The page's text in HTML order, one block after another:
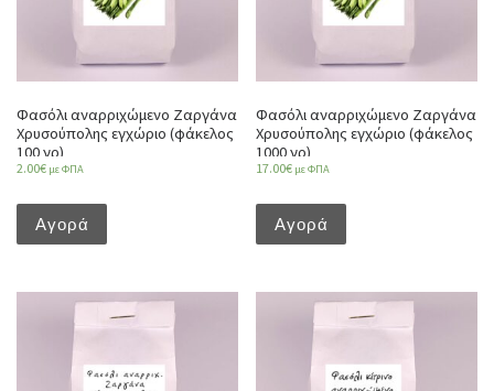
Φασόλι αναρριχώμενο Ζαργάνα
Χρυσούπολης εγχώριο (φάκελος
100 γρ)
2.00€ με ΦΠΑ
Αγορά
Φασόλι αναρριχώμενο Ζαργάνα
Χρυσούπολης εγχώριο (φάκελος
1000 γρ)
17.00€ με ΦΠΑ
Αγορά